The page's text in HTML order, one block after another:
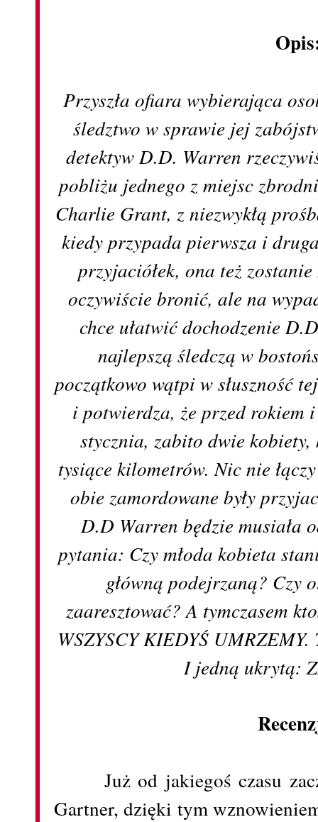
Przyszła ofiara wybierająca
śledztwo w sprawie jej
detektyw D.D. Warren
pobliżu jednego z miejsc
Charlie Grant, z niezwykłą
kiedy przypada pierwsza i
przyjaciółek, ona też
oczywiście bronić, ale na
chce ułatwić dochodzenie
najlepszą śledczą w
początkowo wątpi w słuszność
i potwierdza, że przed rokiem
stycznia, zabito dwie
tysiące kilometrów. Nic nie
obie zamordowane były
D.D Warren będzie musiała
pytania: Czy młoda kobieta
główną podejrzaną? Czy
zaaresztować? A tymczasem
WSZYSCY KIEDYŚ
I jedną ukrytą:
Już od jakiegoś czasu
Gartner, dzięki tym